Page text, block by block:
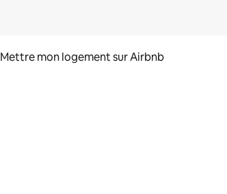
Mettre mon logement sur Airbnb